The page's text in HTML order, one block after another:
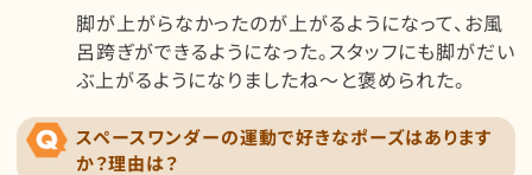
脚が上がらなかったのが上がるようになって、お風
呂跨ぎができるようになった。スタッフにも脚がだい
ぶ上がるようになりましたね～と褒められた。
スペースワンダーの運動で好きなポーズはあります
か？理由は？